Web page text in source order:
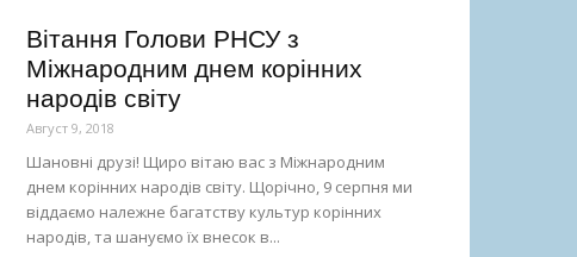
Вітання Голови РНСУ з
Міжнародним днем корінних
народів світу
Август 9, 2018
Шановні друзі! Щиро вітаю вас з Міжнародним
днем корінних народів світу. Щорічно, 9 серпня ми
віддаємо належне багатству культур корінних
народів, та шануємо їх внесок в...